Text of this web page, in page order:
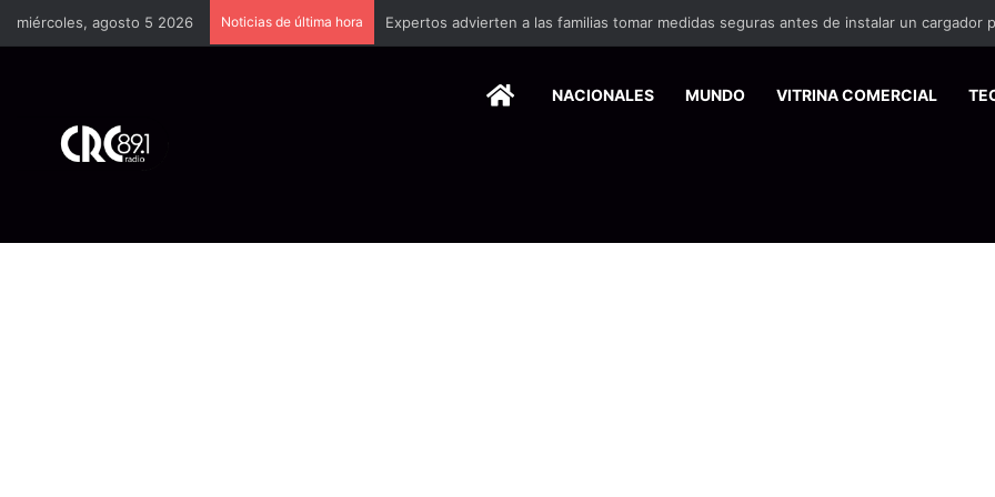
miércoles, agosto 5 2026 Noticias de última hora
HOMENACIONALES MUNDO VITRINA COMERCIAL